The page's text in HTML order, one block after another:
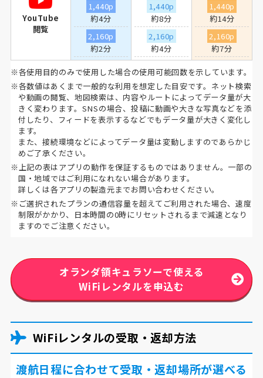
YouTube
閲覧
1,440p
約4分
2,160p
約2分
1,440p
約8分
2,160p
約4分
1,440p
約14分
2,160p
約7分
※各使用目的のみで使用した場合の使用可能回数を示しています。
※各数値はあくまで一般的な利用を想定した目安です。ネット検索
や動画の閲覧、地図検索は、内容やルートによってデータ量が大
きく変わります。SNSの場合、投稿に動画や大きな写真などを添
付したり、フィードを表示するなどでもデータ量が大きく変化し
ます。
また、接続環境などによってデータ量は変動しますのであらかじ
めご了承ください。
※上記の表はアプリの動作を保証するものではありません。一部の
国・地域ではご利用になれない場合があります。
詳しくは各アプリの製造元までお問い合わせください。
※ご選択されたプランの通信容量を超えてご利用された場合、速度
制限がかかり、日本時間の0時にリセットされるまで減速となり
ますのでご注意ください。
オランダ領キュラソーで使える
WiFiレンタルを申込む
WiFiレンタルの受取・返却方法
渡航日程に合わせて受取・返却場所が選べる